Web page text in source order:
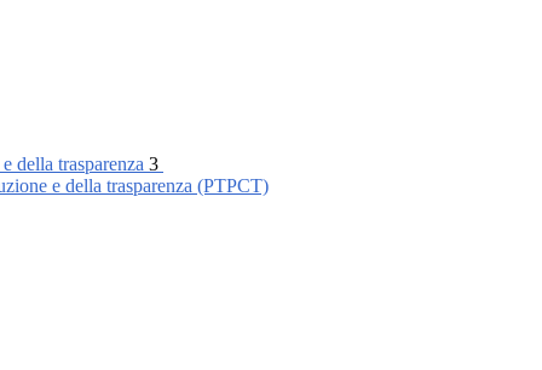
della trasparenza 3
e della trasparenza (PTPCT)